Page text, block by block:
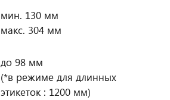
мин. 130 мм
макс. 304 мм
до 98 мм
(*в режиме для длинных
этикеток : 1200 мм)